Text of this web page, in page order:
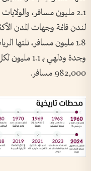
لندن قائمة وجهات المدن
وجدة ودلهي
982,000 مسافر.